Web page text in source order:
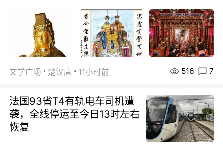
文学广场 楚汉唐 11小时前 516 7
法国93省T4有轨电车司机遭
袭，全线停运至今日13时左右
恢复